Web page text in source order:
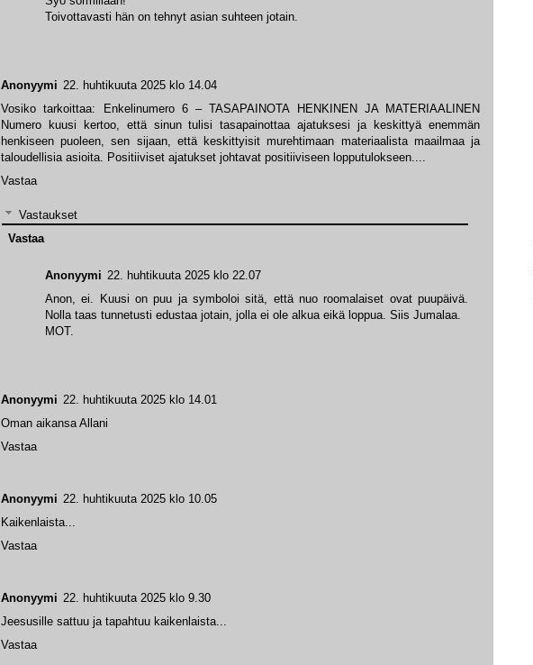
Anonyymi 22. huhtikuuta 2025 klo 9.30
Jeesusille sattuu ja tapahtuu kaikenlaista...
Vastaa
Anonyymi 22. huhtikuuta 2025 klo 10.05
Kaikenlaista...
Vastaa
Anonyymi 22. huhtikuuta 2025 klo 14.01
Oman aikansa Allani
Vastaa
Anonyymi 22. huhtikuuta 2025 klo 14.04
Vosiko tarkoittaa: Enkelinumero 6 – TASAPAINOTA HENKINEN JA MATERIAALINEN
Numero kuusi kertoo, että sinun tulisi tasapainottaa ajatuksesi ja keskittyä enemmän
henkiseen puoleen, sen sijaan, että keskittyisit murehtimaan materiaalista maailmaa ja
taloudellisia asioita. Positiiviset ajatukset johtavat positiiviseen lopputulokseen....
Vastaa
Vastaukset
Anonyymi 22. huhtikuuta 2025 klo 22.07
Anon, ei. Kuusi on puu ja symboloi sitä, että nuo roomalaiset ovat puupäivä.
Nolla taas tunnetusti edustaa jotain, jolla ei ole alkua eikä loppua. Siis Jumalaa.
MOT.
Vastaa
Toivottavasti hän on tehnyt asian suhteen jotain.